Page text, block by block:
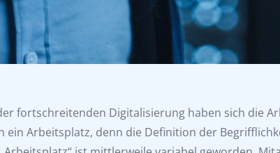
fortschreitenden Digitalisierung haben sich die
ein Arbeitsplatz, denn die Definition der